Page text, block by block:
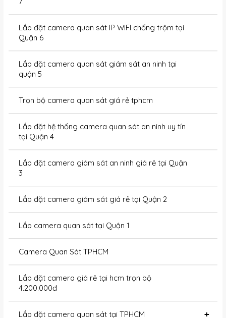
Lắp đặt camera quan sát IP WIFI chống trộm tại
Quận 6
Lắp đặt camera quan sát giám sát an ninh tại
quận 5
Trọn bộ camera quan sát giá rẻ tphcm
Lắp đặt hệ thống camera quan sát an ninh uy tín
tại Quận 4
Lắp đặt camera giám sát an ninh giá rẻ tại Quận
3
Lắp đặt camera giám sát giá rẻ tại Quận 2
Lắp camera quan sát tại Quận 1
Camera Quan Sát TPHCM
Lắp đặt camera giá rẻ tại hcm trọn bộ
4.200.000đ
+
Lắp đặt camera quan sát tại TPHCM